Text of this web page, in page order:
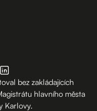
bez zakládajících
hlavního města
Karlovy.